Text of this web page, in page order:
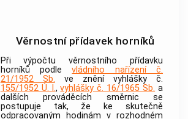
Věrnostní přídavek horníků
Při výpočtu věrnostního přídavku
horníků podlevládního nařízení č.
21/1952 Sb. ve znění vyhlášky č.
155/1952 Ú. l.,vyhlášky č. 16/1965 Sb. a
dalších prováděcích směrnic se
postupuje tak, že ke skutečně
odpracovaným hodinám v rozhodném